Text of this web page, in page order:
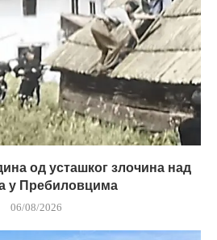
од усташког злочина над
у Пребиловцима
06/08/2026